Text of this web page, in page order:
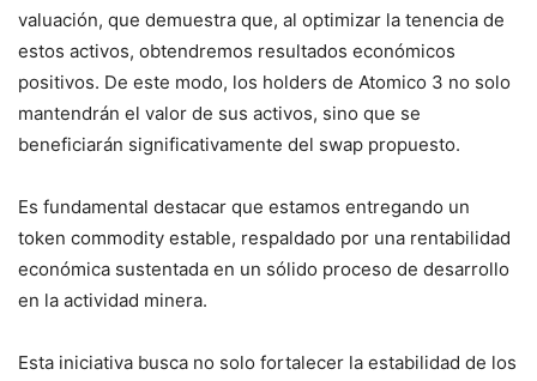
valuación, que demuestra que, al optimizar la tenencia de
estos activos, obtendremos resultados económicos
positivos. De este modo, los holders de Atomico 3 no solo
mantendrán el valor de sus activos, sino que se
beneficiarán significativamente del swap propuesto.
Es fundamental destacar que estamos entregando un
token commodity estable, respaldado por una rentabilidad
económica sustentada en un sólido proceso de desarrollo
en la actividad minera.
Esta iniciativa busca no solo fortalecer la estabilidad de los